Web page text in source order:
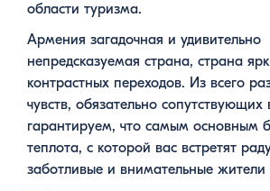
области туризма.
Армения загадочная и удивительно
непредсказуемая страна, страна
контрастных переходов. Из всего
чувств, обязательно
гарантируем, что самым основным
теплота, с которой вас встретят
заботливые и внимательные